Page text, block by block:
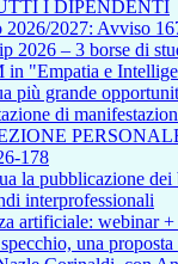
I DIPENDENTI
2026/2027: Avviso
2026 – 3 borse di
"Empatia e
più grande
di
178
la pubblicazione
interprofessionali
artificiale: webinar
una